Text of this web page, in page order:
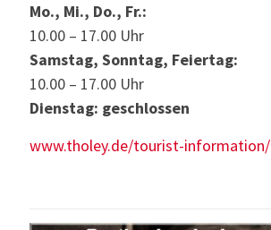
Mo., Mi., Do., Fr.:
10.00 – 17.00 Uhr
Samstag, Sonntag, Feiertag:
10.00 – 17.00 Uhr
Dienstag: geschlossen
www.tholey.de/tourist-information/